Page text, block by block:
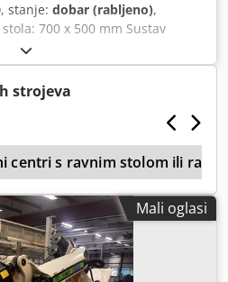
, stanje: dobar (rabljeno),
700 x 500 mm Sustav
50 Djdpfx Ajxzu D Doa Tock 2
izmjenjivač alata
strojeva
centri s ravnim stolom ili
Mali oglasi